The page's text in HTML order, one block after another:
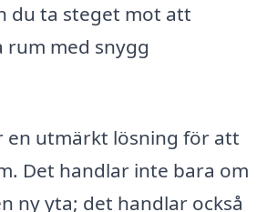
du ta steget mot att
med snygg
en utmärkt lösning för att
Det handlar inte bara om
ny yta; det handlar också